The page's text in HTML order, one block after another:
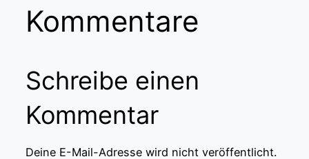
Kommentare
Schreibe einen
Kommentar
Deine E-Mail-Adresse wird nicht veröffentlicht.